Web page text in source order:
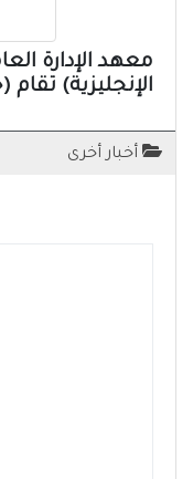
معهد الإدارة
الإنجليزية)
أخبار أخرى